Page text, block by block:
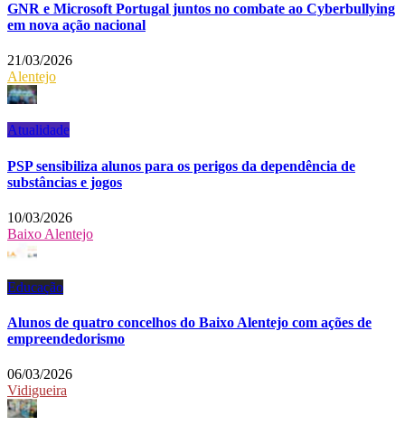
GNR e Microsoft Portugal juntos no combate ao Cyberbullying
em nova ação nacional
21/03/2026
Alentejo
Atualidade
PSP sensibiliza alunos para os perigos da dependência de
substâncias e jogos
10/03/2026
Baixo Alentejo
Educação
Alunos de quatro concelhos do Baixo Alentejo com ações de
empreendedorismo
06/03/2026
Vidigueira